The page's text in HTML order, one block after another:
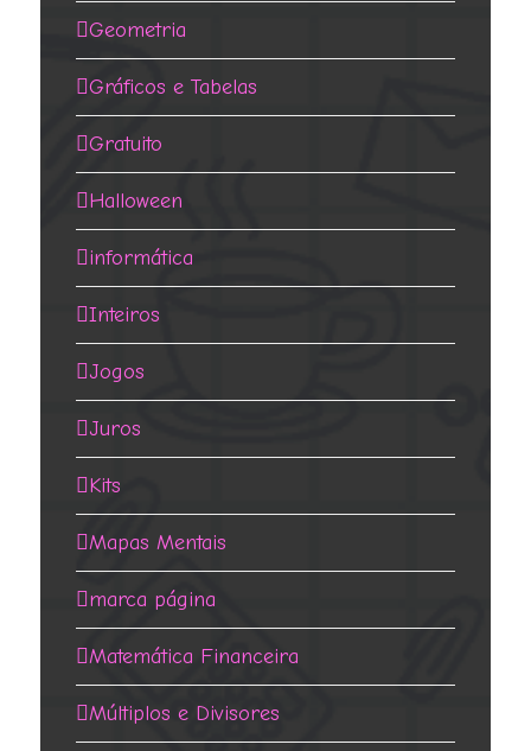
Geometria
Gráficos e Tabelas
Gratuito
Halloween
informática
Inteiros
Jogos
Juros
Kits
Mapas Mentais
marca página
Matemática Financeira
Múltiplos e Divisores